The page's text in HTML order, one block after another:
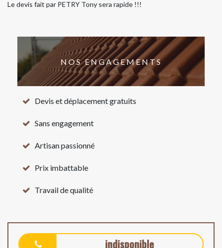
Le devis fait par PETRY Tony sera rapide !!!
NOS ENGAGEMENTS
Devis et déplacement gratuits
Sans engagement
Artisan passionné
Prix imbattable
Travail de qualité
indisponible